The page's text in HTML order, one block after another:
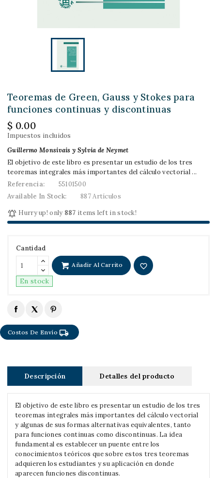
Teoremas de Green, Gauss y Stokes para
funciones continuas y discontinuas
$ 0.00
Impuestos incluidos
Guillermo Monsivais y Sylvia de Neymet
El objetivo de este libro es presentar un estudio de los tres
teoremas integrales más importantes del cálculo vectorial ...
Referencia:
55101500
Available In Stock:
887 Artículos
 Hurry up! only 887 items left in stock!
Cantidad
Añadir Al Carrito favorite_border
En stock
Costos De Envíolocal_shipping
Descripción Detalles del producto
El objetivo de este libro es presentar un estudio de los tres
teoremas integrales más importantes del cálculo vectorial
y algunas de sus formas alternativas equivalentes, tanto
para funciones continuas como discontinuas. La idea
fundamental es establecer un puente entre los
conocimientos teóricos que sobre estos tres teoremas
adquieren los estudiantes y su aplicación en donde
aparecen funciones discontinuas.